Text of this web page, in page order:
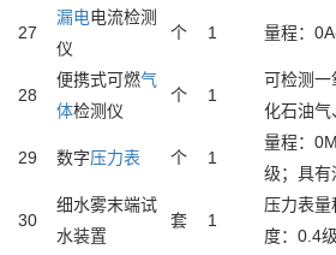
27
漏电电流检测
仪
个 1 量程：
28
便携式可燃气
体检测仪
个 1
可检测一
化石油气
29 数字压力表 个 1
量程：
级；具有
30
细水雾末端试
水装置
套 1
压力表
度：0.4级